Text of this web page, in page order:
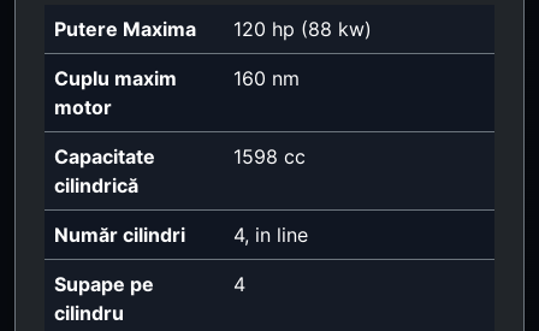
Putere Maxima 120 hp (88 kw)
Cuplu maxim
motor
160 nm
Capacitate
cilindrică
1598 cc
Număr cilindri 4, in line
Supape pe
cilindru
4